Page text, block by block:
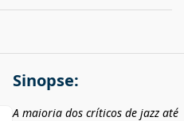
Sinopse:
A maioria dos críticos de jazz até